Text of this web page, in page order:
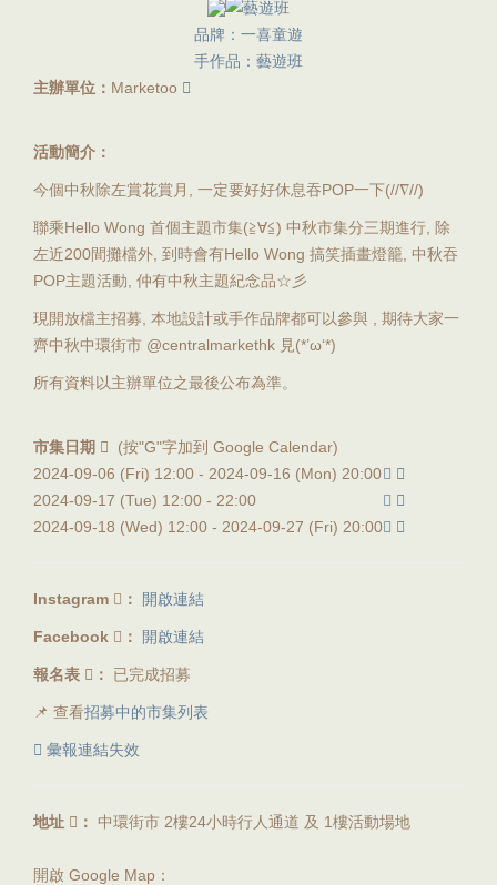
品牌：一喜童遊
手作品：藝遊班
主辦單位： Marketoo
活動簡介：
今個中秋除左賞花賞月, 一定要好好休息吞POP一下(//∇//)
聯乘Hello Wong 首個主題市集(≧∀≦) 中秋市集分三期進行, 除
左近200間攤檔外, 到時會有Hello Wong 搞笑插畫燈籠, 中秋吞
POP主題活動, 仲有中秋主題紀念品☆彡
現開放檔主招募, 本地設計或手作品牌都可以參與 , 期待大家一
齊中秋中環街市 @centralmarkethk 見(*’ω‘*)
所有資料以主辦單位之最後公布為準。
市集日期
(按"G"字加到 Google Calendar)
2024-09-06 (Fri) 12:00 - 2024-09-16 (Mon) 20:00
2024-09-17 (Tue) 12:00 - 22:00
2024-09-18 (Wed) 12:00 - 2024-09-27 (Fri) 20:00
Instagram ： 開啟連結
Facebook ： 開啟連結
報名表 ： 已完成招募
📌 查看招募中的市集列表
彙報連結失效
地址 ： 中環街市 2樓24小時行人通道 及 1樓活動場地
開啟 Google Map：